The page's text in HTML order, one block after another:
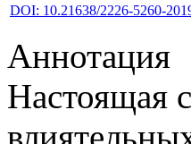
DOI: 10.21638/2226-5260-
Аннотация
Настоящая